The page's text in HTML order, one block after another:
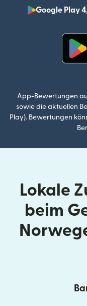
Google Play
App-Bewertungen
sowie die aktuellen
Play). Bewertungen
Lokale
beim